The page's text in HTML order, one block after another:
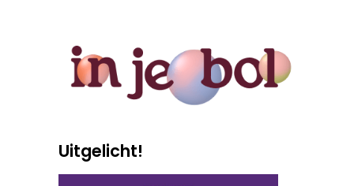
Uitgelicht!